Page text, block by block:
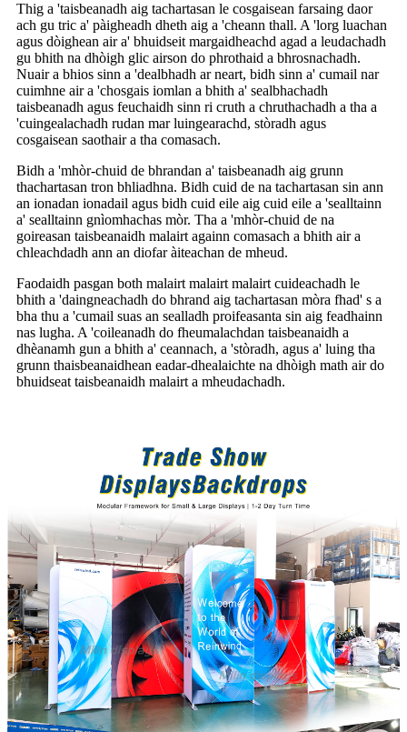
Thig a 'taisbeanadh aig tachartasan le cosgaisean farsaing daor
ach gu tric a' pàigheadh ​​dheth aig a 'cheann thall. A 'lorg luachan
agus dòighean air a' bhuidseit margaidheachd agad a leudachadh
gu bhith na dhòigh glic airson do phrothaid a bhrosnachadh.
Nuair a bhios sinn a 'dealbhadh ar neart, bidh sinn a' cumail nar
cuimhne air a 'chosgais iomlan a bhith a' sealbhachadh
taisbeanadh agus feuchaidh sinn ri cruth a chruthachadh a tha a
'cuingealachadh rudan mar luingearachd, stòradh agus
cosgaisean saothair a tha comasach.
Bidh a 'mhòr-chuid de bhrandan a' taisbeanadh aig grunn
thachartasan tron ​​bhliadhna. Bidh cuid de na tachartasan sin ann
an ionadan ionadail agus bidh cuid eile aig cuid eile a 'sealltainn
a' sealltainn gnìomhachas mòr. Tha a 'mhòr-chuid de na
goireasan taisbeanaidh malairt againn comasach a bhith air a
chleachdadh ann an diofar àiteachan de mheud.
Faodaidh pasgan both malairt malairt malairt cuideachadh le
bhith a 'daingneachadh do bhrand aig tachartasan mòra fhad' s a
bha thu a 'cumail suas an sealladh proifeasanta sin aig feadhainn
nas lugha. A 'coileanadh do fheumalachdan taisbeanaidh a
dhèanamh gun a bhith a' ceannach, a 'stòradh, agus a' luing tha
grunn thaisbeanaidhean eadar-dhealaichte na dhòigh math air do
bhuidseat taisbeanaidh malairt a mheudachadh.